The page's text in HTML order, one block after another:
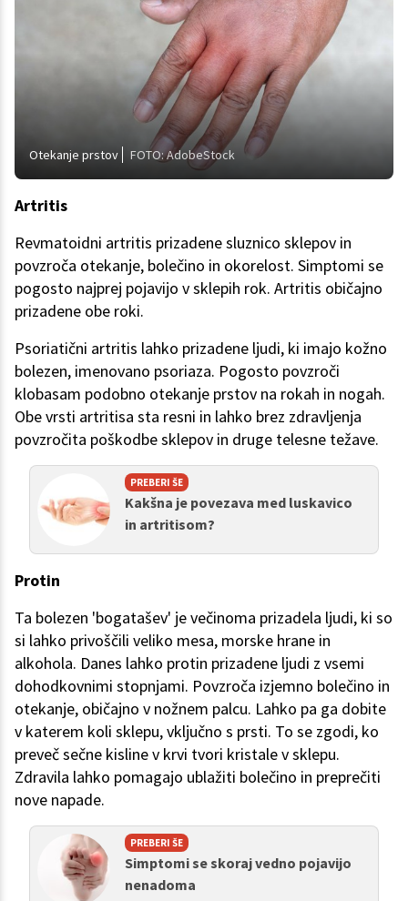
Otekanje prstov FOTO: AdobeStock
Artritis
Revmatoidni artritis prizadene sluznico sklepov in
povzroča otekanje, bolečino in okorelost. Simptomi se
pogosto najprej pojavijo v sklepih rok. Artritis običajno
prizadene obe roki.
Psoriatični artritis lahko prizadene ljudi, ki imajo kožno
bolezen, imenovano psoriaza. Pogosto povzroči
klobasam podobno otekanje prstov na rokah in nogah.
Obe vrsti artritisa sta resni in lahko brez zdravljenja
povzročita poškodbe sklepov in druge telesne težave.
PREBERI ŠE
Kakšna je povezava med luskavico
in artritisom?
Protin
Ta bolezen 'bogatašev' je večinoma prizadela ljudi, ki so
si lahko privoščili veliko mesa, morske hrane in
alkohola. Danes lahko protin prizadene ljudi z vsemi
dohodkovnimi stopnjami. Povzroča izjemno bolečino in
otekanje, običajno v nožnem palcu. Lahko pa ga dobite
v katerem koli sklepu, vključno s prsti. To se zgodi, ko
preveč sečne kisline v krvi tvori kristale v sklepu.
Zdravila lahko pomagajo ublažiti bolečino in preprečiti
nove napade.
PREBERI ŠE
Simptomi se skoraj vedno pojavijo
nenadoma